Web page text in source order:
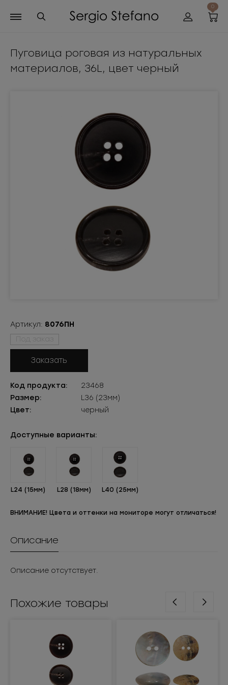
0
Пуговица роговая из натуральных
материалов, 36L, цвет черный
Артикул: 8076ПН
Под заказ
Заказать
Код продукта:
23468
Размер:
L36 (23мм)
Цвет:
черный
Доступные варианты:
L24 (15мм) L28 (18мм) L40 (25мм)
ВНИМАНИЕ! Цвета и оттенки на мониторе могут отличаться!
Описание
Описание отсутствует.
Похожие товары